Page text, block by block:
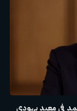
في معبد يهودي